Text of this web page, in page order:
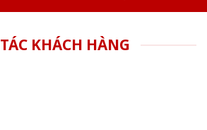
KHÁCH HÀNG